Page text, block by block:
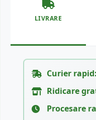
LIVRARE
Curier rapid:
Ridicare
Procesare